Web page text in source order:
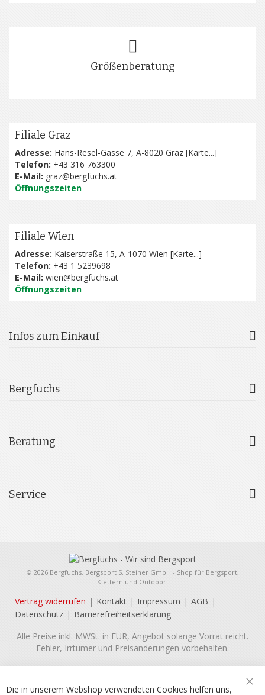
Größenberatung
Filiale Graz
Adresse: Hans-Resel-Gasse 7, A-8020 Graz [Karte...]
Telefon: +43 316 763300
E-Mail: graz@bergfuchs.at
Öffnungszeiten
Filiale Wien
Adresse: Kaiserstraße 15, A-1070 Wien [Karte...]
Telefon: +43 1 5239698
E-Mail: wien@bergfuchs.at
Öffnungszeiten
Infos zum Einkauf
Bergfuchs
Beratung
Service
© 2026 Bergfuchs, Bergsport S. Steiner GmbH - Shop für Bergsport,
Klettern und Outdoor.
Vertrag widerrufen Kontakt Impressum
AGB
Datenschutz
Barrierefreiheitserklärung
Alle Preise inkl. MWSt. in EUR, Angebot solange Vorrat reicht.
Fehler, Irrtümer und Preisänderungen vorbehalten.
Die in unserem Webshop verwendeten Cookies helfen uns,